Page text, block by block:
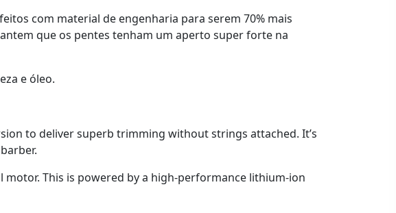
com material de engenharia para serem 70% mais
que os pentes tenham um aperto super forte na
e óleo.
to deliver superb trimming without strings attached. It’s
This is powered by a high-performance lithium-ion